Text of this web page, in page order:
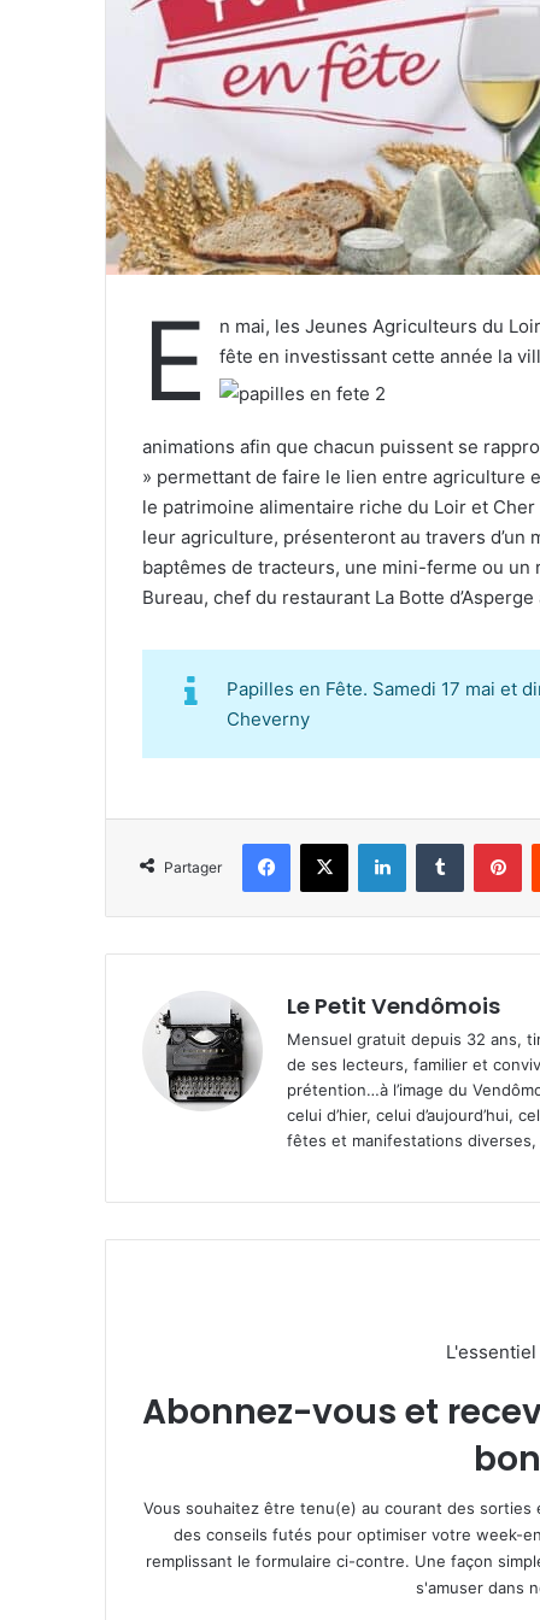
e
l
E
n mai, les Jeunes Agriculteurs du
fête en investissant cette année la
animations afin que chacun puissent se
» permettant de faire le lien entre agriculture
le patrimoine alimentaire riche du Loir et
leur agriculture, présenteront au travers d’un
baptêmes de tracteurs, une mini-ferme ou
Bureau, chef du restaurant La Botte
Papilles en Fête. Samedi 17 mai et
Cheverny
Partager
Le Petit Vendômois
Mensuel gratuit depuis 32 ans,
de ses lecteurs, familier et
prétention…à l’image du
celui d’hier, celui d’aujourd’hui,
fêtes et manifestations
Abonnez-vous et
Vous souhaitez être tenu(e) au courant des
des conseils futés pour optimiser votre week-
remplissant le formulaire ci-contre. Une façon
s'amuser dans